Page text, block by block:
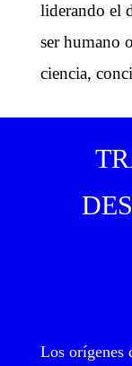
liderando el
ser humano
ciencia,
Los orígenes